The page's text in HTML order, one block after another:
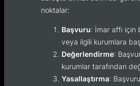
noktalar:
Başvuru: İmar affı için
veya ilgili kurumlara
Değerlendirme:
kurumlar tarafından
Yasallaştırma: